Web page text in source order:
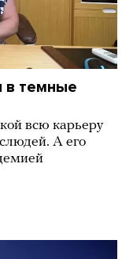
в темные
всю карьеру
А его